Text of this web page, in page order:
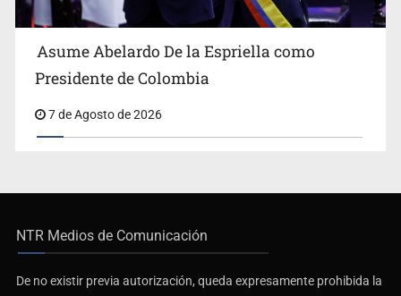
Asume Abelardo De la Espriella como
Presidente de Colombia
7 de Agosto de 2026
NTR Medios de Comunicación
De no existir previa autorización, queda expresamente prohibida la